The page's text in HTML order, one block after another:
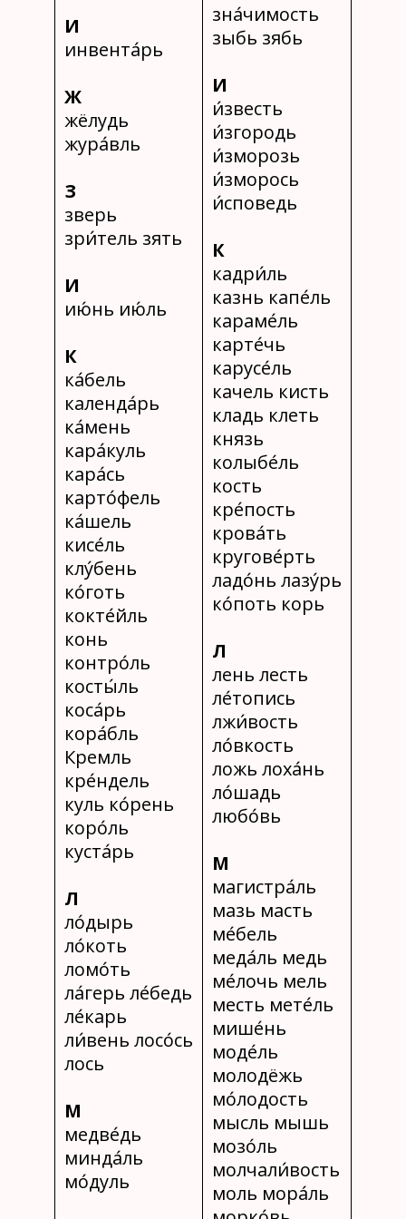
И
инвента́рь
Ж
жёлудь
жура́вль
З
зверь
зри́тель зять
И
ию́нь ию́ль
К
ка́бель
календа́рь
ка́мень
кара́куль
кара́сь
карто́фель
ка́шель
кисе́ль
клу́бень
ко́готь
кокте́йль
конь
контро́ль
косты́ль
коса́рь
кора́бль
Кремль
кре́ндель
куль ко́рень
коро́ль
куста́рь
Л
ло́дырь
ло́коть
ломо́ть
ла́герь ле́бедь
ле́карь
ли́вень лосо́сь
лось
М
медве́дь
минда́ль
мо́дуль
зна́чимость
зыбь зябь
И
и́звесть
и́згородь
и́зморозь
и́зморось
и́споведь
К
кадри́ль
казнь капе́ль
караме́ль
карте́чь
карусе́ль
качель кисть
кладь клеть
князь
колыбе́ль
кость
кре́пость
крова́ть
кругове́рть
ладо́нь лазу́рь
ко́поть корь
Л
лень лесть
ле́топись
лжи́вость
ло́вкость
ложь лоха́нь
ло́шадь
любо́вь
М
магистра́ль
мазь масть
ме́бель
меда́ль медь
ме́лочь мель
месть мете́ль
мише́нь
моде́ль
молодёжь
мо́лодость
мысль мышь
мозо́ль
молчали́вость
моль мора́ль